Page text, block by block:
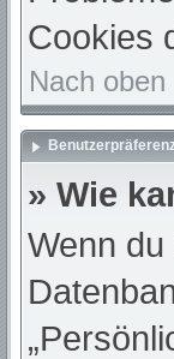
Cookies
Nach oben
» Wie
Wenn